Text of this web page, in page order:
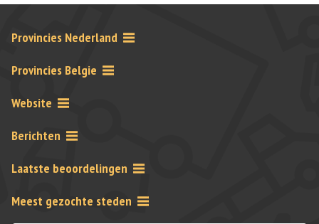
Provincies Nederland
Provincies Belgie
Website
Berichten
Laatste beoordelingen
Meest gezochte steden